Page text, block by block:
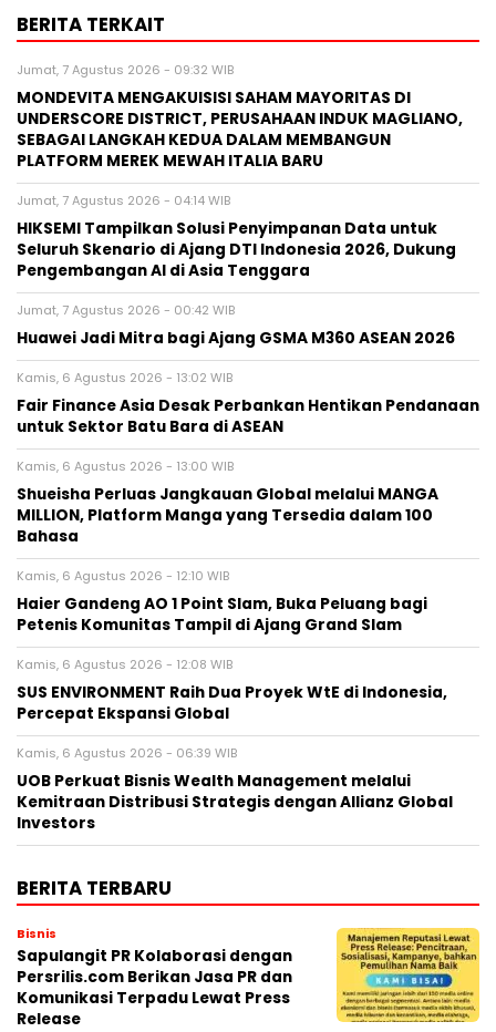
BERITA TERKAIT
Jumat, 7 Agustus 2026 - 09:32 WIB
MONDEVITA MENGAKUISISI SAHAM MAYORITAS DI
UNDERSCORE DISTRICT, PERUSAHAAN INDUK MAGLIANO,
SEBAGAI LANGKAH KEDUA DALAM MEMBANGUN
PLATFORM MEREK MEWAH ITALIA BARU
Jumat, 7 Agustus 2026 - 04:14 WIB
HIKSEMI Tampilkan Solusi Penyimpanan Data untuk
Seluruh Skenario di Ajang DTI Indonesia 2026, Dukung
Pengembangan AI di Asia Tenggara
Jumat, 7 Agustus 2026 - 00:42 WIB
Huawei Jadi Mitra bagi Ajang GSMA M360 ASEAN 2026
Kamis, 6 Agustus 2026 - 13:02 WIB
Fair Finance Asia Desak Perbankan Hentikan Pendanaan
untuk Sektor Batu Bara di ASEAN
Kamis, 6 Agustus 2026 - 13:00 WIB
Shueisha Perluas Jangkauan Global melalui MANGA
MILLION, Platform Manga yang Tersedia dalam 100
Bahasa
Kamis, 6 Agustus 2026 - 12:10 WIB
Haier Gandeng AO 1 Point Slam, Buka Peluang bagi
Petenis Komunitas Tampil di Ajang Grand Slam
Kamis, 6 Agustus 2026 - 12:08 WIB
SUS ENVIRONMENT Raih Dua Proyek WtE di Indonesia,
Percepat Ekspansi Global
Kamis, 6 Agustus 2026 - 06:39 WIB
UOB Perkuat Bisnis Wealth Management melalui
Kemitraan Distribusi Strategis dengan Allianz Global
Investors
BERITA TERBARU
Bisnis
Sapulangit PR Kolaborasi dengan
Persrilis.com Berikan Jasa PR dan
Komunikasi Terpadu Lewat Press
Release